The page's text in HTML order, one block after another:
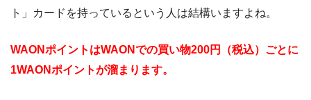
ト」カードを持っているという人は結構いますよね。
WAONポイントはWAONでの買い物200円（税込）ごとに
1WAONポイントが溜まります。